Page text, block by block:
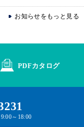
お知らせをもっと見る
PDFカタログ
～18:00